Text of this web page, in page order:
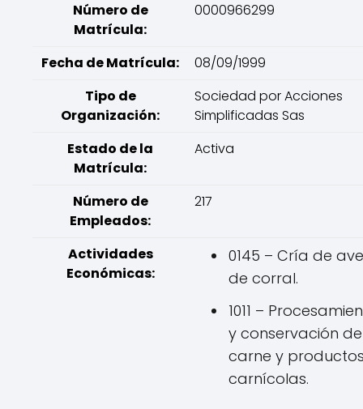
Número de
Matrícula:
0000966299
Fecha de Matrícula:
08/09/1999
Tipo de
Organización:
Sociedad por Acciones
Simplificadas Sas
Estado de la
Matrícula:
Activa
Número de
Empleados:
217
Actividades
Económicas:
0145 – Cría de
de corral.
1011 –
y conservación de
carne y
carnícolas.